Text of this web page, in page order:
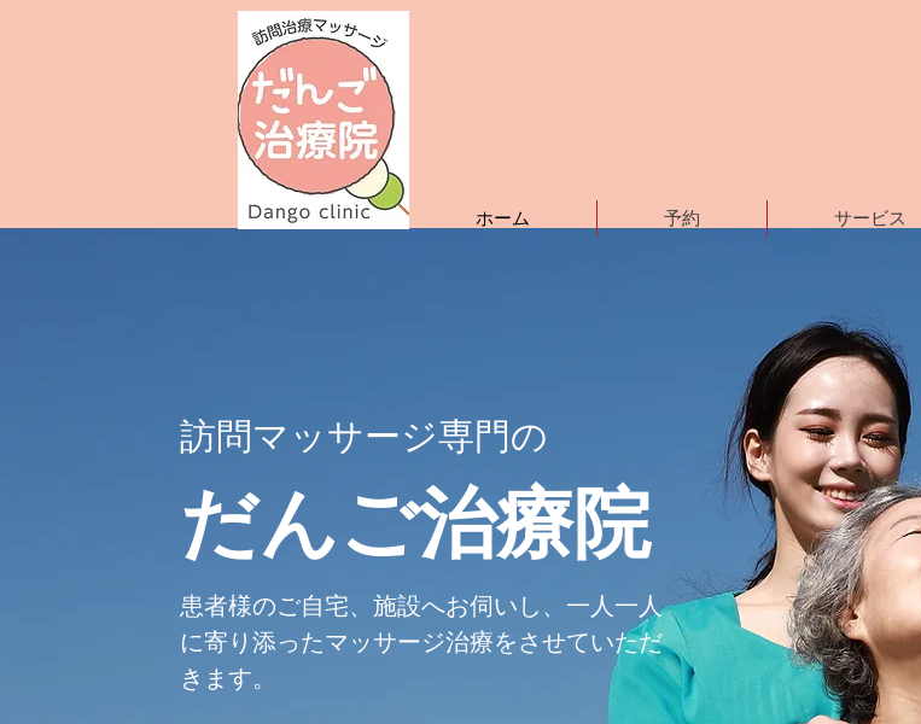
ホーム 予約 サービス
​訪問マッサージ専門の
だんご治療院
​患者様のご自宅、施設へお伺いし、一人一人
に寄り添ったマッサージ治療をさせていただ
きます。